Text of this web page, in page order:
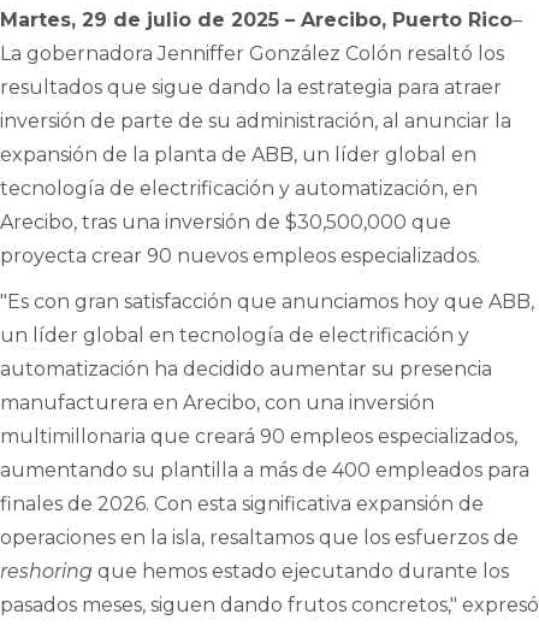
Martes, 29 de julio de 2025 – Arecibo, Puerto Rico–
La gobernadora Jenniffer González Colón resaltó los
resultados que sigue dando la estrategia para atraer
inversión de parte de su administración, al anunciar la
expansión de la planta de ABB, un líder global en
tecnología de electrificación y automatización, en
Arecibo, tras una inversión de $30,500,000 que
proyecta crear 90 nuevos empleos especializados.
"Es con gran satisfacción que anunciamos hoy que ABB,
un líder global en tecnología de electrificación y
automatización ha decidido aumentar su presencia
manufacturera en Arecibo, con una inversión
multimillonaria que creará 90 empleos especializados,
aumentando su plantilla a más de 400 empleados para
finales de 2026. Con esta significativa expansión de
operaciones en la isla, resaltamos que los esfuerzos de
reshoring que hemos estado ejecutando durante los
pasados meses, siguen dando frutos concretos," expresó